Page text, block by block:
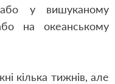
або у вишуканому
на океанському
кілька тижнів, але